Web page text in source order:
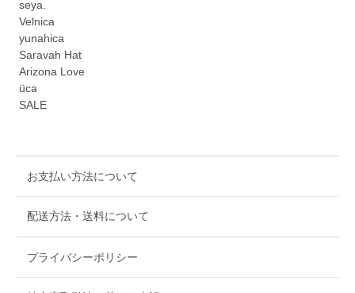
seya.
Velnica
yunahica
Saravah Hat
Arizona Love
üca
SALE
お支払い方法について
配送方法・送料について
プライバシーポリシー